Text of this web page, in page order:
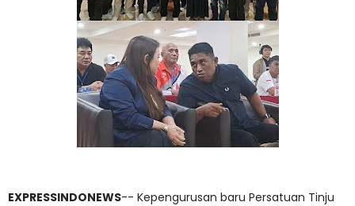
EXPRESSINDONEWS-- Kepengurusan baru Persatuan Tinju